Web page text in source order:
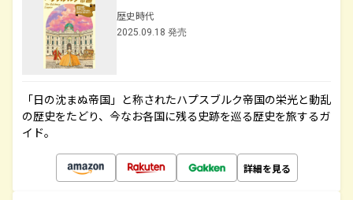
歴史時代
2025.09.18 発売
「日の沈まぬ帝国」と称されたハプスブルク帝国の栄光と動乱
の歴史をたどり、今なお各国に残る史跡を巡る歴史を旅するガ
イド。
詳細を見る